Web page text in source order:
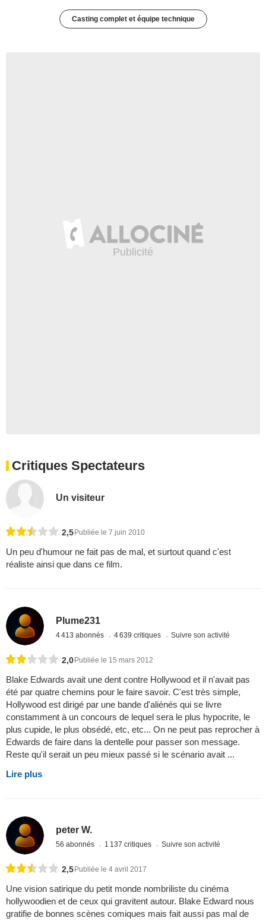
Casting complet et équipe technique
Critiques Spectateurs
Un visiteur
2,5 Publiée le 7 juin 2010
Un peu d'humour ne fait pas de mal, et surtout quand c'est
réaliste ainsi que dans ce film.
Plume231
4 413 abonnés 4 639 critiques Suivre son activité
2,0Publiée le 15 mars 2012
Blake Edwards avait une dent contre Hollywood et il n'avait pas
été par quatre chemins pour le faire savoir. C'est très simple,
Hollywood est dirigé par une bande d'aliénés qui se livre
constamment à un concours de lequel sera le plus hypocrite, le
plus cupide, le plus obsédé, etc, etc... On ne peut pas reprocher à
Edwards de faire dans la dentelle pour passer son message.
Reste qu'il serait un peu mieux passé si le scénario avait ...
Lire plus
peter W.
56 abonnés 1 137 critiques Suivre son activité
2,5 Publiée le 4 avril 2017
Une vision satirique du petit monde nombriliste du cinéma
hollywoodien et de ceux qui gravitent autour. Blake Edward nous
gratifie de bonnes scènes comiques mais fait aussi pas mal de